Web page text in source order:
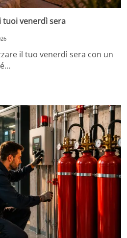
tuoi venerdì sera
il tuo venerdì sera con un